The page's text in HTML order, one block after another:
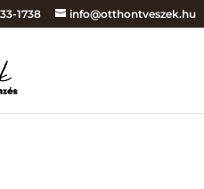
1738 info@otthontveszek.hu